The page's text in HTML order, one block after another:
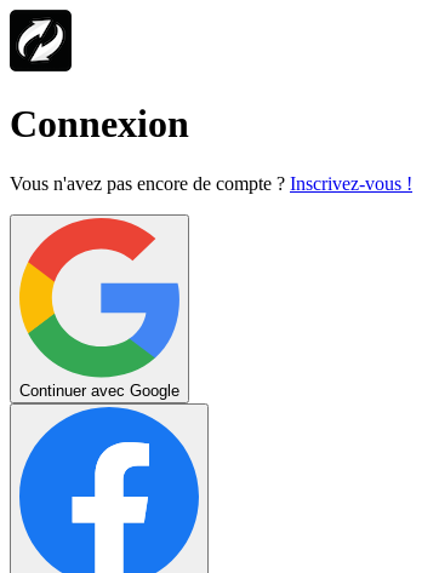
Connexion
Vous n'avez pas encore de compte ? Inscrivez-vous !
Continuer avec Google